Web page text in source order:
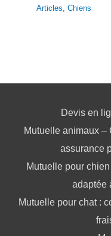
Articles ,Chiens
Devis en
Mutuelle animaux –
assurance
Mutuelle pour
adaptée
Mutuelle pour chat :